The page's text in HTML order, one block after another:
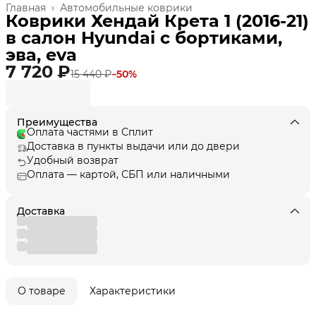
Автомобильные коврики
Главная ›
Коврики Хендай Крета 1 (2016-21)
в салон Hyundai с бортиками,
эва, eva
7 720 ₽15 440 ₽−50%
Преимущества
Оплата частями в Сплит
Доставка в пункты выдачи или до двери
Удобный возврат
Оплата — картой, СБП или наличными
Доставка
О товаре Характеристики